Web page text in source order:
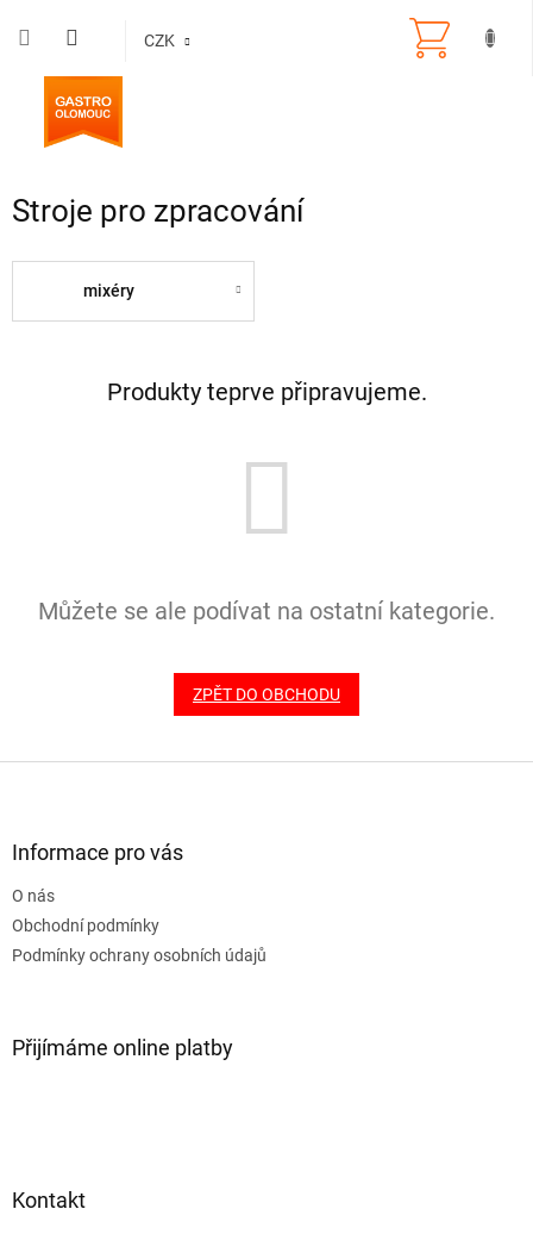
CZK
Stroje pro zpracování
mixéry
Produkty teprve připravujeme.
Můžete se ale podívat na ostatní kategorie.
ZPĚT DO OBCHODU
Informace pro vás
O nás
Obchodní podmínky
Podmínky ochrany osobních údajů
Přijímáme online platby
Kontakt